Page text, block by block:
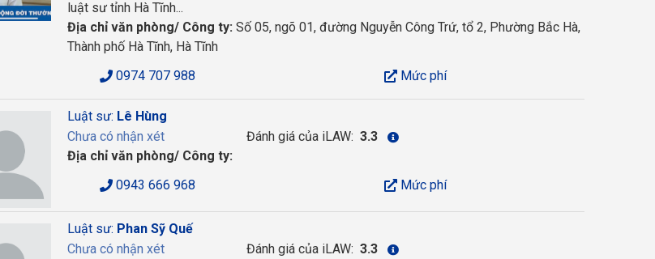
luật sư tỉnh Hà Tĩnh...
Địa chỉ văn phòng/ Công ty: Số 05, ngõ 01, đường Nguyễn Công Trứ, tổ 2, Phường Bắc Hà,
Thành phố Hà Tĩnh, Hà Tĩnh
0974 707 988
Mức phí
Luật sư: Lê Hùng
Chưa có nhận xét
Đánh giá của iLAW: 3.3
Địa chỉ văn phòng/ Công ty:
0943 666 968
Mức phí
Luật sư: Phan Sỹ Quế
Chưa có nhận xét
Đánh giá của iLAW: 3.3